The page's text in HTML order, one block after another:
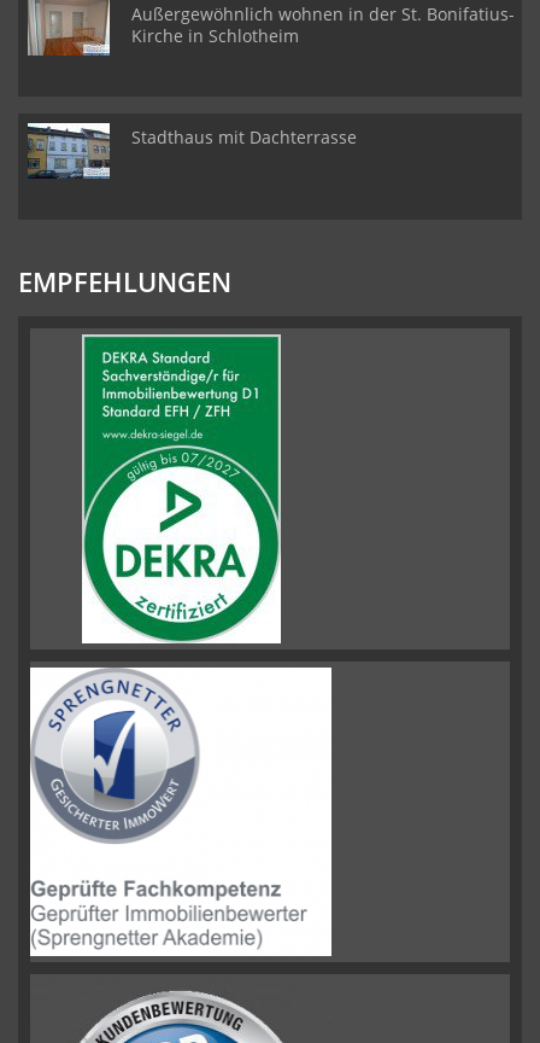
Außergewöhnlich wohnen in der St. Bonifatius-
Kirche in Schlotheim
Stadthaus mit Dachterrasse
EMPFEHLUNGEN